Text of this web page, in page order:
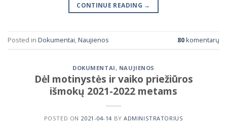
CONTINUE READING →
Posted in Dokumentai,Naujienos 80komentarų
DOKUMENTAI , NAUJIENOS
Dėl motinystės ir vaiko priežiūros
išmokų 2021-2022 metams
POSTED ON 2021-04-14 BYADMINISTRATORIUS